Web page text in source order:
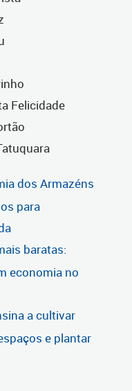
Felicidade
dos Armazéns
para
baratas:
economia no
a cultivar
e plantar